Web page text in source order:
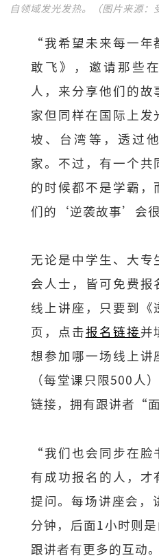
自领域发光发热。（图片来源：
“我希望未来每一
敢飞》，邀请那些
人，来分享他们的故
家但同样在国际上发
坡、台湾等，透过
家。不过，有一个共
的时候都不是学霸，
们的‘逆袭故事’会
无论是中学生、大专
会人士，皆可免费报
线上讲座，只要到《
页，点击报名链接并
想参加哪一场线上讲
（每堂课只限500人
链接，拥有跟讲者“
“我们也会同步在脸
有成功报名的人，才
提问。每场讲座会，
分钟，后面1小时则
跟讲者有更多的互动